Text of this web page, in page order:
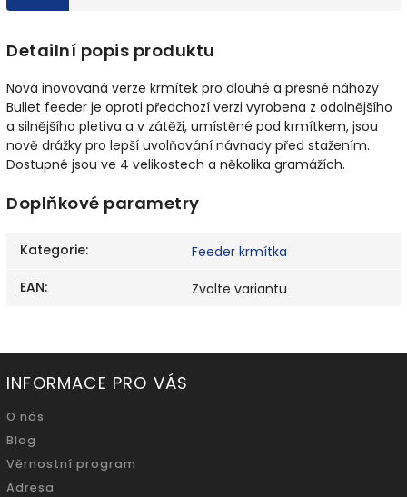
Detailní popis produktu
Nová inovovaná verze krmítek pro dlouhé a přesné náhozy
Bullet feeder je oproti předchozí verzi vyrobena z odolnějšího
a silnějšího pletiva a v zátěži, umístěné pod krmítkem, jsou
nově drážky pro lepší uvolňování návnady před stažením.
Dostupné jsou ve 4 velikostech a několika gramážích.
Doplňkové parametry
Kategorie:
Feeder krmítka
EAN: Zvolte variantu
INFORMACE PRO VÁS
O nás
Blog
Věrnostní program
Adresa